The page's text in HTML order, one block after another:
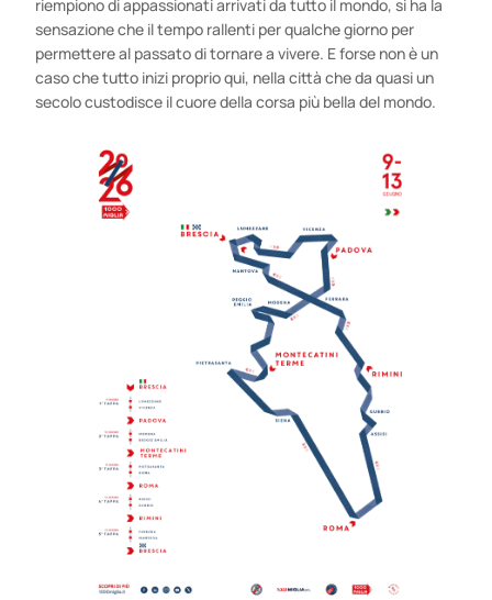
riempiono di appassionati arrivati da tutto il mondo, si ha la
sensazione che il tempo rallenti per qualche giorno per
permettere al passato di tornare a vivere. E forse non è un
caso che tutto inizi proprio qui, nella città che da quasi un
secolo custodisce il cuore della corsa più bella del mondo.